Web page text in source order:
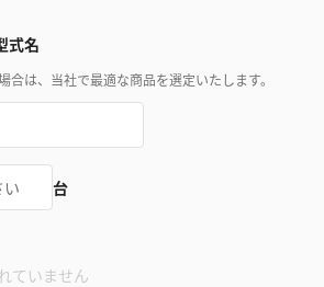
式名
合は、当社で最適な商品を選定いたします。
台
ていません